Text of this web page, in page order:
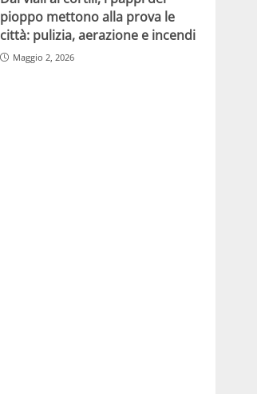
pioppo mettono alla prova le
città: pulizia, aerazione e incendi
Maggio 2, 2026